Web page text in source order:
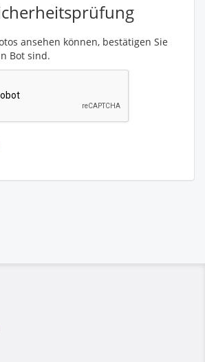
ansehen können, bestätigen Sie
Bot sind.